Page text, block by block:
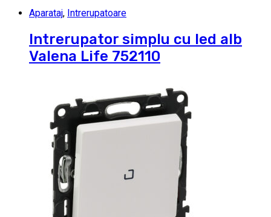
Aparataj, Intrerupatoare
Intrerupator simplu cu led alb
Valena Life 752110